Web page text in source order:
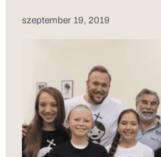
szeptember 19, 2019